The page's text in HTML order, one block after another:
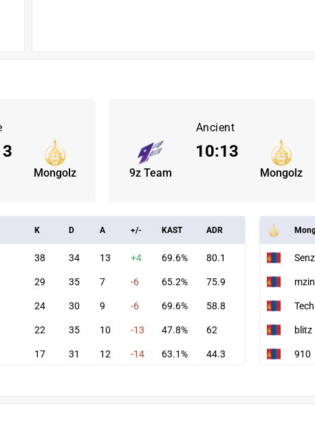
Mongolz
Ancient
9z Team Mongolz
10:13
K D A +/- KAST ADR
38 34 13 +4 69.6% 80.1
29 35 7 -6 65.2% 75.9
24 30 9 -6 69.6% 58.8
22 35 10 -13 47.8% 62
17 31 12 -14 63.1% 44.3
blitz
910